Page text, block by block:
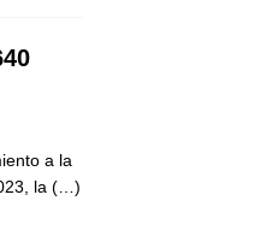
a la
la (…)